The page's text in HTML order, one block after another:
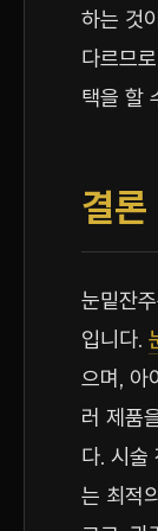
하는 것
다르므
택을 할
결론
눈밑잔
입니다.
으며, 아
러 제품
다. 시술
는 최적